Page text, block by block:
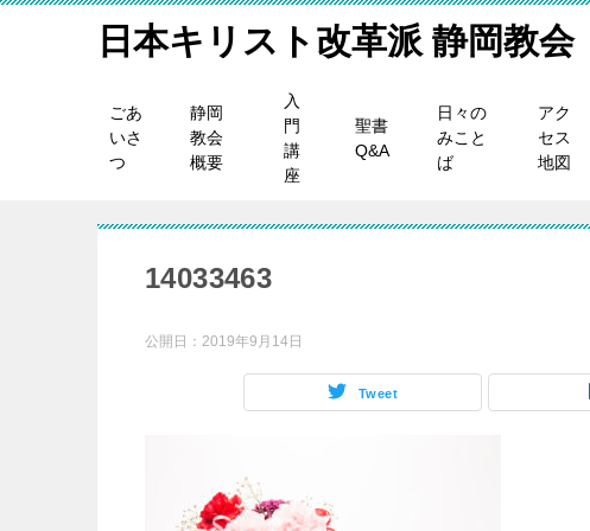
日本キリスト改革派 静岡教会
ごあ
いさ
つ
静岡
教会
概要
入
門
講
座
聖書
Q&A
日々の
みこと
ば
アク
セス
地図
14033463
公開日： 2019年9月14日
Tweet